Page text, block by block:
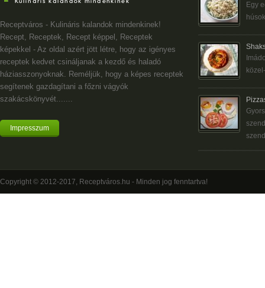
Receptváros - Kulináris kalandok mindenkinek!
Recept, Receptek, Recept képpel, Receptek
képekkel - Az oldal azért jött létre, hogy az igényes
receptek kedvet csináljanak a kezdő és haladó
háziasszonyoknak. Reméljük, hogy a képes receptek
segítenek gazdagítani a főzni vágyók
szakácskönyvét.......
Impresszum
Egy
Copyright © 2012-2017, Receptváros.hu - Minden jog fenntartva!